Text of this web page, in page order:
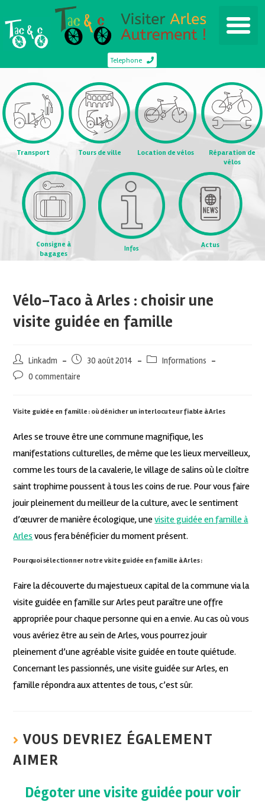
Telephone
Transport Tours de ville Location de vélos
Réparation de
vélos
Consigne à
bagages
Infos Actus
Vélo-Taco à Arles : choisir une
visite guidée en famille
Linkadm 30 août 2014
Informations
0 commentaire
Visite guidée en famille : où dénicher un interlocuteur fiable à Arles
Arles se trouve être une commune magnifique, les
manifestations culturelles, de même que les lieux merveilleux,
comme les tours de la cavalerie, le village de salins où le cloître
saint trophime poussent à tous les coins de rue. Pour vous faire
jouir pleinement du meilleur de la culture, avec le sentiment
d’œuvrer de manière écologique, unevisite guidée en famille à
Arles vous fera bénéficier du moment présent.
Pourquoi sélectionner notre visite guidée en famille à Arles :
Faire la découverte du majestueux capital de la commune via la
visite guidée en famille sur Arles peut paraître une offre
appropriée pour chaque personne qui en a envie. Au cas où vous
vous avériez être au sein de Arles, vous pourrez jouir
pleinement d’une agréable visite guidée en toute quiétude.
Concernant les passionnés, une visite guidée sur Arles, en
famille répondra aux attentes de tous, c’est sûr.
VOUS DEVRIEZ ÉGALEMENT
AIMER
Dégoter une visite guidée pour voir